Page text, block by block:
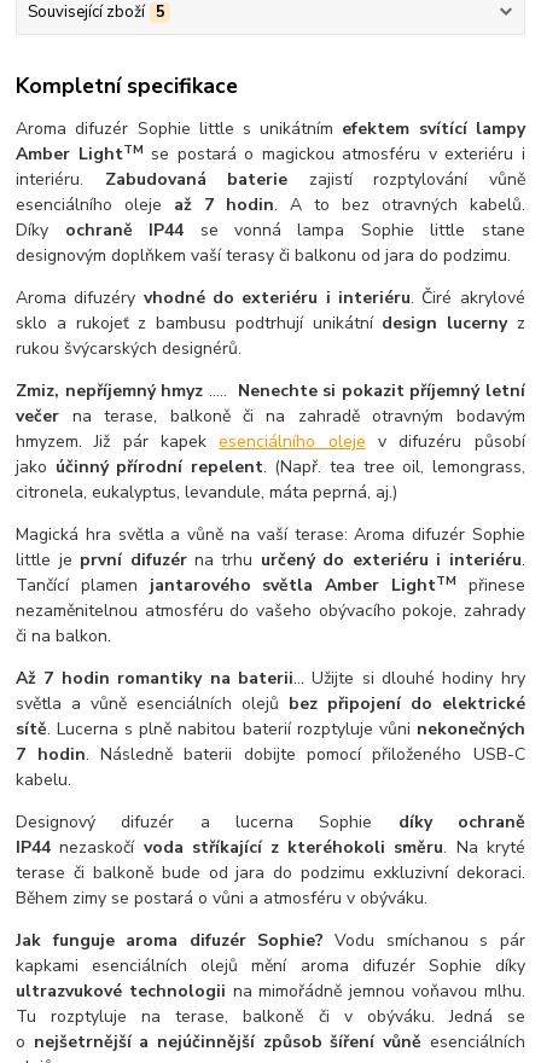
Související zboží 5
Kompletní specifikace
Aroma difuzér Sophie little s unikátním efektem svítící lampy
Amber LightTM se postará o magickou atmosféru v exteriéru i
interiéru. Zabudovaná baterie zajistí rozptylování vůně
esenciálního oleje až 7 hodin. A to bez otravných kabelů.
Díky ochraně IP44 se vonná lampa Sophie little stane
designovým doplňkem vaší terasy či balkonu od jara do podzimu.
Aroma difuzéry vhodné do exteriéru i interiéru. Čiré akrylové
sklo a rukojeť z bambusu podtrhují unikátní design lucernyz
rukou švýcarských designérů.
Zmiz, nepříjemný hmyz ..... Nenechte si pokazit příjemný letní
večer na terase, balkoně či na zahradě otravným bodavým
hmyzem. Již pár kapekesenciálního oleje v difuzéru působí
jako účinný přírodní repelent. (Např. tea tree oil, lemongrass,
citronela, eukalyptus, levandule, máta peprná, aj.)
Magická hra světla a vůně na vaší terase:Aroma difuzér Sophie
little je první difuzérna trhu určený do exteriéru i interiéru.
Tančící plamen jantarového světla Amber LightTM
přinese
nezaměnitelnou atmosféru do vašeho obývacího pokoje, zahrady
či na balkon.
Až 7 hodin romantiky na baterii... Užijte si dlouhé hodiny hry
světla a vůně esenciálních olejů bez připojení do elektrické
sítě. Lucerna s plně nabitou baterií rozptyluje vůni nekonečných
7 hodin. Následně baterii dobijte pomocí přiloženého USB-C
kabelu.
Designový difuzér a lucerna Sophie díky ochraně
IP44 nezaskočí voda stříkající z kteréhokoli směru. Na kryté
terase či balkoně bude od jara do podzimu exkluzivní dekoraci.
Během zimy se postará o vůni a atmosféru v obýváku.
Jak funguje aroma difuzér Sophie? Vodu smíchanou s pár
kapkami esenciálních olejů mění aroma difuzér Sophie díky
ultrazvukové technologii na mimořádně jemnou voňavou mlhu.
Tu rozptyluje na terase, balkoně či v obýváku. Jedná se
o nejšetrnější a nejúčinnější způsob šíření vůně esenciálních